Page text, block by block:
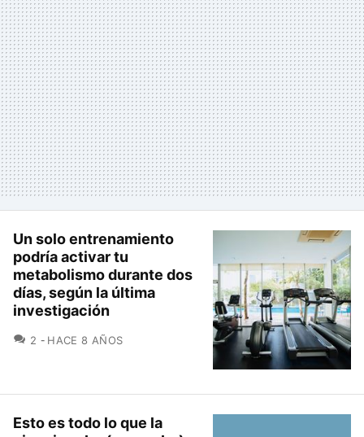
Un solo entrenamiento
podría activar tu
metabolismo durante dos
días, según la última
investigación
2 COMENTARIOS
HACE 8 AÑOS
Esto es todo lo que la